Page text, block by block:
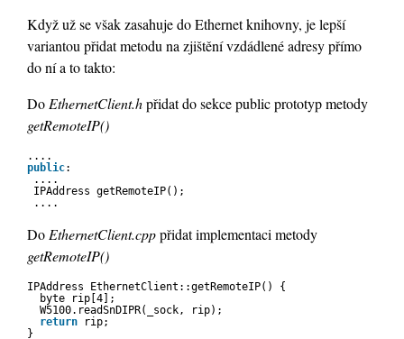
Když už se však zasahuje do Ethernet knihovny, je lepší
variantou přidat metodu na zjištění vzdádlené adresy přímo
do ní a to takto:
Do EthernetClient.hpřidat do sekce public prototyp metody
getRemoteIP()
....
public:
....
IPAddress getRemoteIP();
....
Do EthernetClient.cpppřidat implementaci metody
getRemoteIP()
IPAddress EthernetClient::getRemoteIP() {
byte rip[4];
W5100.readSnDIPR(_sock, rip);
return
rip;
}